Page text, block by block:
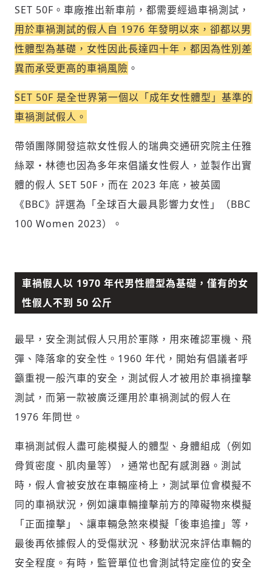
登入或註冊
歡迎您加入《旭時報》
參與下一波全球科技革命
輸入 Email 驗證碼
請輸入發送到的驗證碼
(十分鐘內有效)
驗證
將此文章當作禮物
近期曾送禮給下列會員
可送禮額度：0 |每月 1 號更新可送禮次數
發送禮物
將此文章當作禮物
您確定要花費 NT49 元
將此文章以禮物的形式送給朋友嗎
再想一下 確定購買
SET 50F。車廠推出新車前，都需要經過車禍測試，
用於車禍測試的假人自 1976 年發明以來，卻都以男
性體型為基礎，女性因此長達四十年，都因為性別差
異而承受更高的車禍風險 。
SET 50F 是全世界第一個以「成年女性體型」基準的
車禍測試假人。
帶領團隊開發這款女性假人的瑞典交通研究院主任雅
絲翠・林德也因為多年來倡議女性假人，並製作出實
體的假人 SET 50F，而在 2023 年底，被英國
《BBC》評選為「全球百大最具影響力女性」（BBC
100 Women 2023）。
車禍假人以 1970 年代男性體型為基礎，僅有的女
性假人不到 50 公斤
最早，安全測試假人只用於軍隊，用來確認軍機、飛
彈、降落傘的安全性。1960 年代，開始有倡議者呼
籲重視一般汽車的安全，測試假人才被用於車禍撞擊
測試，而第一款被廣泛運用於車禍測試的假人在
1976 年問世。
車禍測試假人盡可能模擬人的體型、身體組成（例如
骨質密度、肌肉量等），通常也配有感測器。測試
時，假人會被安放在車輛座椅上，測試單位會模擬不
同的車禍狀況，例如讓車輛撞擊前方的障礙物來模擬
「正面撞擊」、讓車輛急煞來模擬「後車追撞」等，
最後再依據假人的受傷狀況、移動狀況來評估車輛的
安全程度。有時，監管單位也會測試特定座位的安全
邀請會員
分享
新增回應
參與深度對談的交流原則：
運用段落闡述想法：表達觀點清楚結構，讓
避免不理性的用詞：不因個人主觀感受不
同，而使用情緒性攻擊字眼
禁止歧視性的言論：不對他人種族、宗教、
反對任何型式騷擾：杜絕包含但不限於恐
選擇留言文字給平台的使用範疇（皆註記
來源）：
留言文字開放引用
陪你從「科技+人文」視角，深入國際政經脈動
35元/週解鎖付費會員專屬內容
成為付費會員，即可擁有：
✓ 全站深度分析報導文章
立即成為付費會員
已經是付費會員？ 登入繼續閱讀